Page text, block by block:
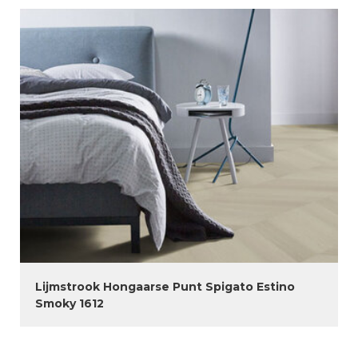
Lijmstrook Hongaarse Punt Spigato Estino
Smoky 1612